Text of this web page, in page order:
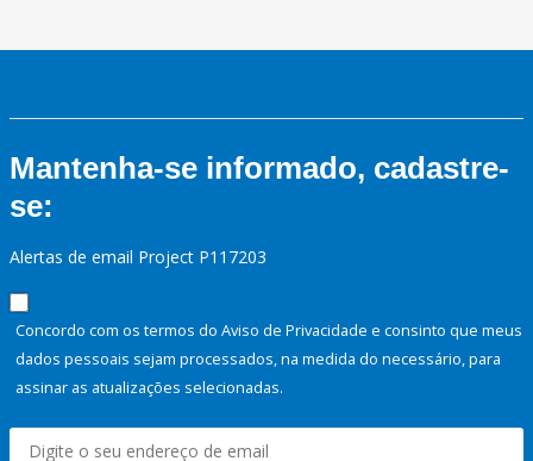
Mantenha-se informado, cadastre-
se:
Alertas de email Project P117203
Concordo com os termos do Aviso de Privacidade e consinto que meus
dados pessoais sejam processados, na medida do necessário, para
assinar as atualizações selecionadas.